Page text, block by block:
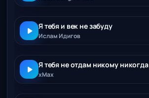
Я тебя и век не забуду
Ислам Идигов
Я тебя не отдам никому никогда
xMax